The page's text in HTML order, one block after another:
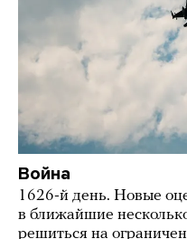
Война
1626-й день. Новые
в ближайшие
решиться на